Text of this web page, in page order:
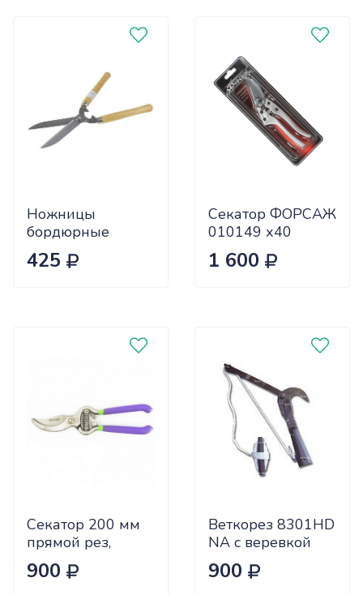
Ножницы
бордюрные
8054HD 50см
дер.руч.лезвия
425
Секатор ФОРСАЖ
010149 х40
1 600
Секатор 200 мм
прямой рез,
метал.
обрезиненные
900
Веткорез 8301HD
NA с веревкой
(60)
900